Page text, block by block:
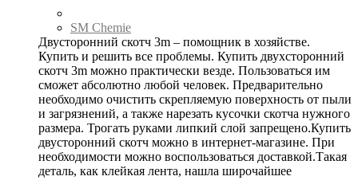
SM Chemie
Двусторонний скотч 3m – помощник в хозяйстве.
Купить и решить все проблемы. Купить двухсторонний
скотч 3m можно практически везде. Пользоваться им
сможет абсолютно любой человек. Предварительно
необходимо очистить скрепляемую поверхность от пыли
и загрязнений, а также нарезать кусочки скотча нужного
размера. Трогать руками липкий слой запрещено.Купить
двусторонний скотч можно в интернет-магазине. При
необходимости можно воспользоваться доставкой.Такая
деталь, как клейкая лента, нашла широчайшее